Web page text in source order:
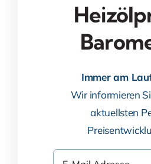
Immer am
Wir informieren
aktuellsten